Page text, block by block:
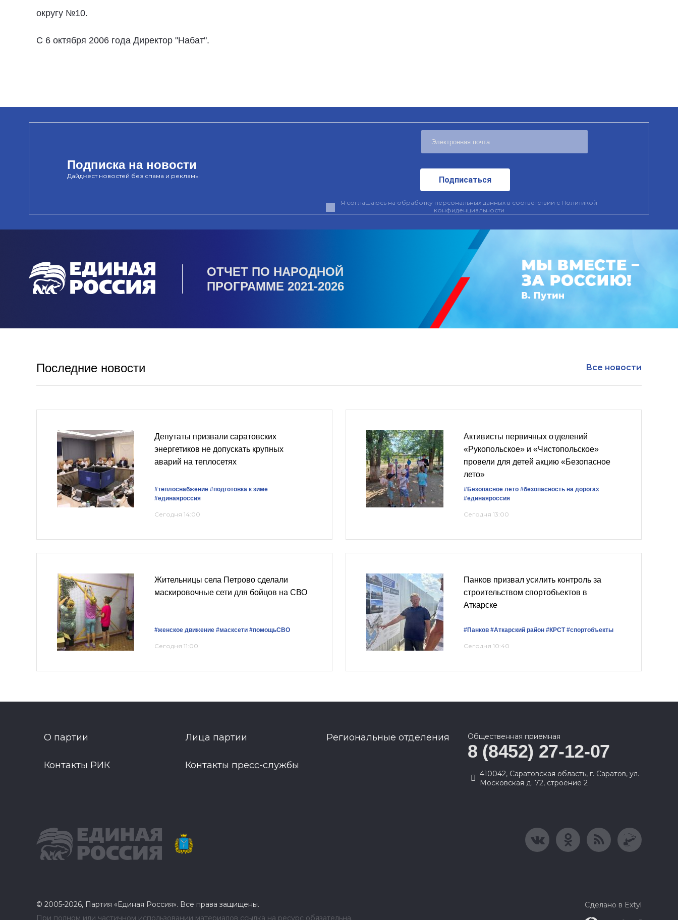
округу №10.
С 6 октября 2006 года Директор "Набат".
Подписка на новости
Дайджест новостей без спама и рекламы Подписаться
Я соглашаюсь на обработку персональных данных в соответствии с Политикой
конфиденциальности
ОТЧЕТ ПО НАРОДНОЙ
ПРОГРАММЕ 2021-2026
Последние новости Все новости
Депутаты призвали саратовских
энергетиков не допускать крупных
аварий на теплосетях
#теплоснабжение #подготовка к зиме
#единаяроссия
Сегодня 14:00
Активисты первичных отделений
«Рукопольское» и «Чистопольское»
провели для детей акцию «Безопасное
лето»
#Безопасное лето #безопасность на дорогах
#единаяроссия
Сегодня 13:00
Жительницы села Петрово сделали
маскировочные сети для бойцов на СВО
#женское движение #масксети #помощьСВО
Сегодня 11:00
Панков призвал усилить контроль за
строительством спортобъектов в
Аткарске
#Панков #Аткарский район #КРСТ #спортобъекты
Сегодня 10:40
О партии Лица партии Региональные отделения
Контакты РИК Контакты пресс-службы
Общественная приемная
8 (8452) 27-12-07
410042, Саратовская область, г. Саратов, ул.
Московская д. 72, строение 2
© 2005-2026, Партия «Единая Россия». Все права защищены.
При полном или частичном использовании материалов ссылка на ресурс обязательна.
Сделано в Extyl